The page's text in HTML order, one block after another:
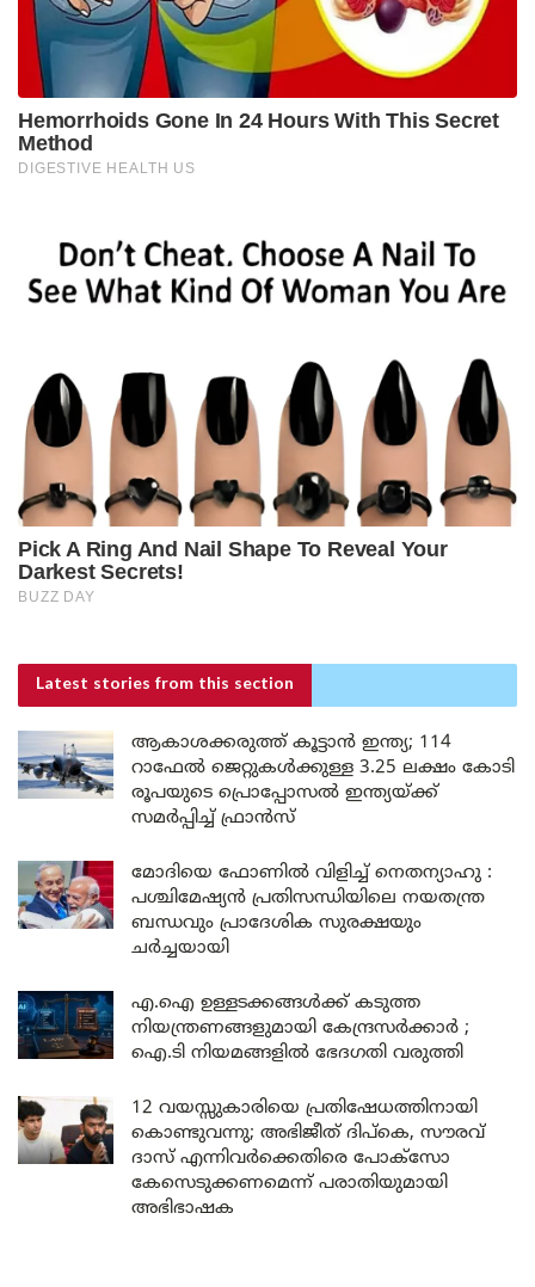
Latest stories from this section
ആകാശക്കരുത്ത് കൂട്ടാൻ ഇന്ത്യ; 114
റാഫേൽ ജെറ്റുകൾക്കുള്ള 3.25 ലക്ഷം കോടി
രൂപയുടെ പ്രൊപ്പോസൽ ഇന്ത്യയ്ക്ക്
സമർപ്പിച്ച് ഫ്രാൻസ്
മോദിയെ ഫോണിൽ വിളിച്ച് നെതന്യാഹു :
പശ്ചിമേഷ്യൻ പ്രതിസന്ധിയിലെ നയതന്ത്ര
ബന്ധവും പ്രാദേശിക സുരക്ഷയും
ചർച്ചയായി
എ.ഐ ഉള്ളടക്കങ്ങൾക്ക് കടുത്ത
നിയന്ത്രണങ്ങളുമായി കേന്ദ്രസർക്കാർ ;
ഐ.ടി നിയമങ്ങളിൽ ഭേദഗതി വരുത്തി
12 വയസ്സുകാരിയെ പ്രതിഷേധത്തിനായി
കൊണ്ടുവന്നു; അഭിജീത് ദിപ്കെ, സൗരവ്
ദാസ് എന്നിവർക്കെതിരെ പോക്സോ
കേസെടുക്കണമെന്ന് പരാതിയുമായി
അഭിഭാഷക